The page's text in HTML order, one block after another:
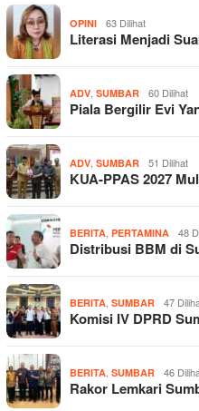
OPINI 63 Dilihat
Literasi Menjadi
ADV, SUMBAR 60 Dilihat
Piala Bergilir Evi
ADV, SUMBAR 51 Dilihat
KUA-PPAS 2027
BERITA, PERTAMINA 48
Distribusi BBM di
BERITA, SUMBAR 47
Komisi IV DPRD
BERITA, SUMBAR 46
Rakor Lemkari